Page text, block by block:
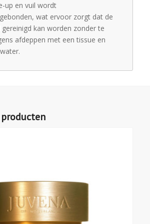
up en vuil wordt
wat ervoor zorgt dat de
kan worden zonder te
afdeppen met een tissue en